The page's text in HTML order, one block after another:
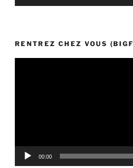
RENTREZ CHEZ VOUS
00:00